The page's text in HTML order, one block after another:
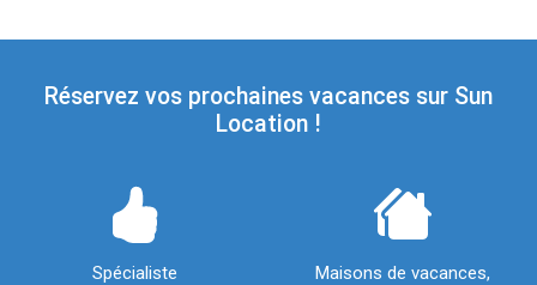
Réservez vos prochaines vacances sur Sun
Location !
Spécialiste
Maisons de vacances,